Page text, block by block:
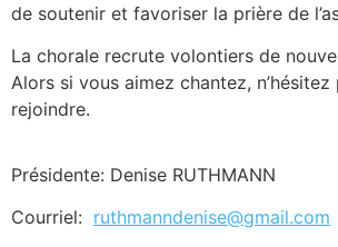
de soutenir et favoriser la prière de
La chorale recrute volontiers de
Alors si vous aimez chantez,
rejoindre.
Présidente: Denise RUTHMANN
Courriel: ruthmanndenise@gmail.com